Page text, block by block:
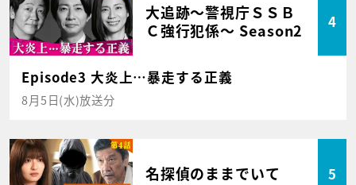
大追跡～警視庁ＳＳＢ
Ｃ強行犯係～ Season2
4
Episode3 大炎上…暴走する正義
8月5日(水)放送分
名探偵のままでいて 5